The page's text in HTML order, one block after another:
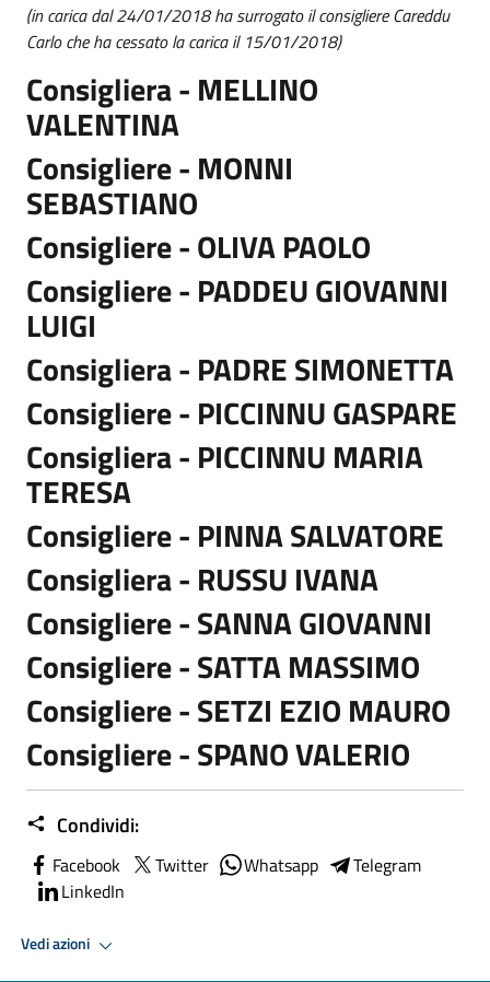
(in carica dal 24/01/2018 ha surrogato il consigliere Careddu
Carlo che ha cessato la carica il 15/01/2018)
Consigliera - MELLINO
VALENTINA
Consigliere - MONNI
SEBASTIANO
Consigliere - OLIVA PAOLO
Consigliere - PADDEU GIOVANNI
LUIGI
Consigliera - PADRE SIMONETTA
Consigliere - PICCINNU GASPARE
Consigliera - PICCINNU MARIA
TERESA
Consigliere - PINNA SALVATORE
Consigliera - RUSSU IVANA
Consigliere - SANNA GIOVANNI
Consigliere - SATTA MASSIMO
Consigliere - SETZI EZIO MAURO
Consigliere - SPANO VALERIO
Condividi:
Facebook Twitter Whatsapp
Telegram
LinkedIn
Vedi azioni